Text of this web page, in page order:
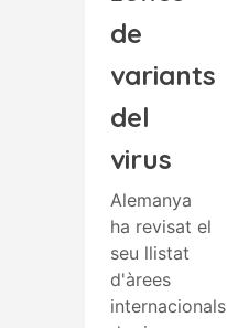
de
variants
del
virus
Alemanya
ha revisat el
seu llistat
d'àrees
internacionals